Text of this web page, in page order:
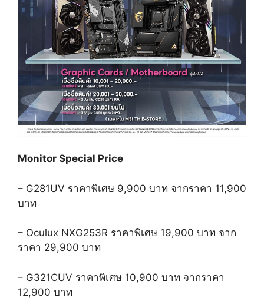
Monitor Special Price
– G281UV ราคาพิเศษ 9,900 บาท จากราคา 11,900
บาท
– Oculux NXG253R ราคาพิเศษ 19,900 บาท จาก
ราคา 29,900 บาท
– G321CUV ราคาพิเศษ 10,900 บาท จากราคา
12,900 บาท